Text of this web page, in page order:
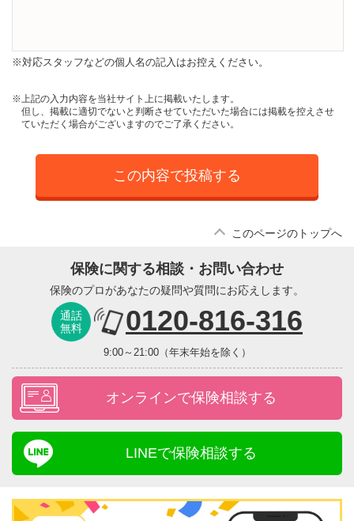
※対応スタッフなどの個人名の記入はお控えください。
※上記の入力内容を当社サイト上に掲載いたします。
但し、掲載に適切でないと判断させていただいた場合には掲載を控えさせ
ていただく場合がございますのでご了承ください。
この内容で投稿する
このページのトップへ
保険に関する相談・お問い合わせ
保険のプロがあなたの疑問や質問にお応えします。
通話
無料
0120-816-316
9:00～21:00（年末年始を除く）
オンラインで保険相談する
LINEで保険相談する